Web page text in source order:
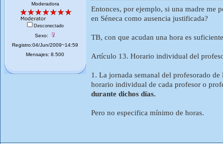
Moderadora
Desconectado
Sexo:
Registro:04/Jun/2009~14:59
Mensajes: 8.500
Entonces, por ejemplo, si una madre me
en Séneca como ausencia justificada?
TB, con que acudan una hora es
Artículo 13. Horario individual del
1. La jornada semanal del profesorado
horario individual de cada profesor o
durante dichos días.
Pero no especifica mínimo de horas.